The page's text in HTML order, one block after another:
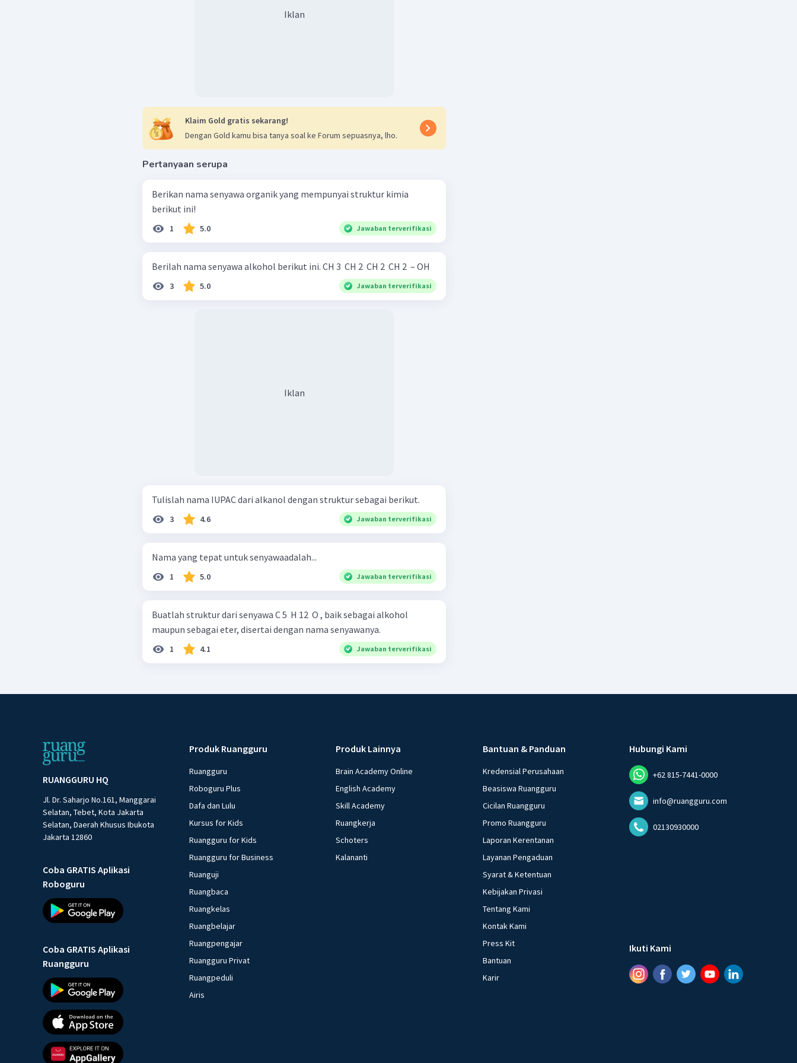
Iklan
Klaim Gold gratis sekarang!
Dengan Gold kamu bisa tanya soal ke Forum sepuasnya, lho.
Pertanyaan serupa
Berikan nama senyawa organik yang mempunyai struktur kimia
berikut ini!
1 5.0 Jawaban terverifikasi
Berilah nama senyawa alkohol berikut ini. CH 3 ​ CH 2 ​ CH 2 ​ CH 2 ​ – OH
3 5.0 Jawaban terverifikasi
Iklan
Tulislah nama IUPAC dari alkanol dengan struktur sebagai berikut.
3 4.6 Jawaban terverifikasi
Nama yang tepat untuk senyawaadalah...
1 5.0 Jawaban terverifikasi
Buatlah struktur dari senyawa C 5 ​ H 12 ​ O , baik sebagai alkohol
maupun sebagai eter, disertai dengan nama senyawanya.
1 4.1 Jawaban terverifikasi
RUANGGURU HQ
Jl. Dr. Saharjo No.161, Manggarai
Selatan, Tebet, Kota Jakarta
Selatan, Daerah Khusus Ibukota
Jakarta 12860
Coba GRATIS Aplikasi
Roboguru
Coba GRATIS Aplikasi
Ruangguru
Produk Ruangguru
Ruangguru
Roboguru Plus
Dafa dan Lulu
Kursus for Kids
Ruangguru for Kids
Ruangguru for Business
Ruanguji
Ruangbaca
Ruangkelas
Ruangbelajar
Ruangpengajar
Ruangguru Privat
Ruangpeduli
Airis
Produk Lainnya
Brain Academy Online
English Academy
Skill Academy
Ruangkerja
Schoters
Kalananti
Bantuan & Panduan
Kredensial Perusahaan
Beasiswa Ruangguru
Cicilan Ruangguru
Promo Ruangguru
Laporan Kerentanan
Layanan Pengaduan
Syarat & Ketentuan
Kebijakan Privasi
Tentang Kami
Kontak Kami
Press Kit
Bantuan
Karir
Hubungi Kami
+62 815-7441-0000
info@ruangguru.com
02130930000
Ikuti Kami